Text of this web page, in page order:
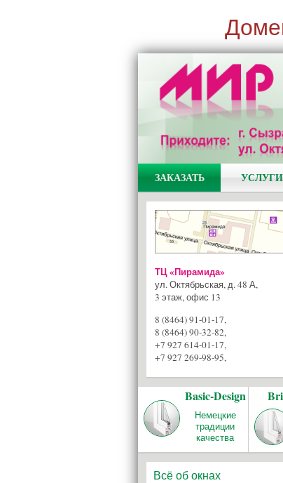
ЗАКАЗАТЬ УСЛУГИ
ТЦ «Пирамида»
ул. Октябрьская, д. 48 А,
3 этаж, офис 13
8 (8464) 91-01-17,
8 (8464) 90-32-82,
+7 927 614-01-17,
+7 927 269-98-95,
Basic-Design
Немецкие
традиции
качества
Всё об окнах